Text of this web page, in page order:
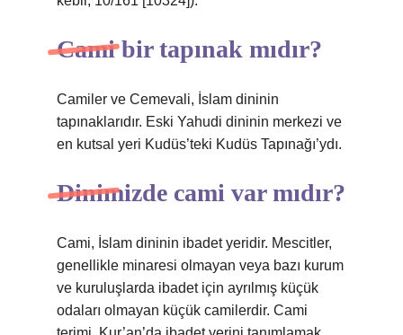
Cami bir tapınak mıdır?
Camiler ve Cemevali, İslam dininin
tapınaklarıdır. Eski Yahudi dininin merkezi ve
en kutsal yeri Kudüs’teki Kudüs Tapınağı’ydı.
Dinimizde cami var mıdır?
Cami, İslam dininin ibadet yeridir. Mescitler,
genellikle minaresi olmayan veya bazı kurum
ve kuruluşlarda ibadet için ayrılmış küçük
odaları olmayan küçük camilerdir. Cami